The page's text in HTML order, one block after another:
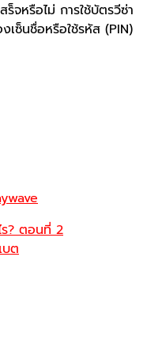
จหรือไม่ การใช้บัตรวีซ่า
เซ็นชื่อหรือใช้รหัส (PIN)
? ตอนที่ 2
บต